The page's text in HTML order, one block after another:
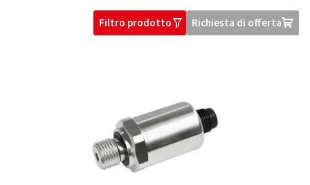
Filtro prodottoO Richiesta di offertaU